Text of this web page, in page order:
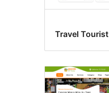
Travel Tourist